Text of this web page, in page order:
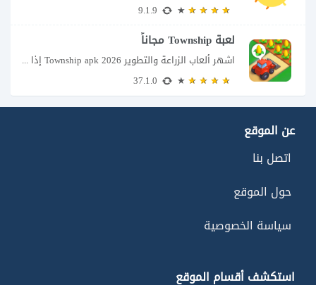
لعبة Township مجاناً
اشهر ألعاب الزراعة والتطوير Township apk 2026 إذا كنت تحب ألعاب الزراعة وبناء المدن،...
عن الموقع
اتصل بنا
حول الموقع
سياسة الخصوصية
استكشف أقسام الموقع